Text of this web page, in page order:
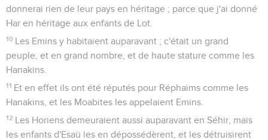
donnerai rien de leur pays en héritage ; parce que j'ai donné
Har en héritage aux enfants de Lot.
10 Les Emins y habitaient auparavant ; c'était un grand
peuple, et en grand nombre, et de haute stature comme les
Hanakins.
11 Et en effet ils ont été réputés pour Réphaïms comme les
Hanakins, et les Moabites les appelaient Emins.
12 Les Horiens demeuraient aussi auparavant en Séhir, mais
les enfants d'Esaü les en dépossédèrent, et les détruisirent